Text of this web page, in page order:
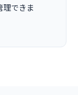
理できま